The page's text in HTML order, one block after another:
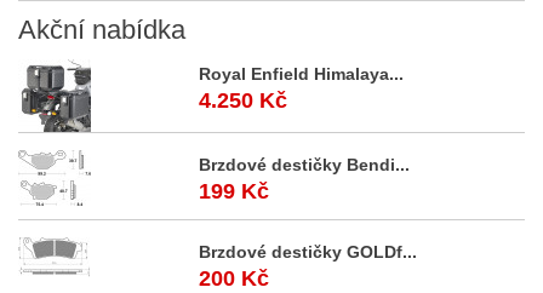
Akční nabídka
Royal Enfield Himalaya...
4.250 Kč
Brzdové destičky Bendi...
199 Kč
Brzdové destičky GOLDf...
200 Kč